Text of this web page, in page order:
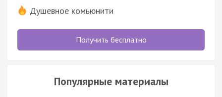
Душевное комьюнити
Получить бесплатно
Популярные материалы